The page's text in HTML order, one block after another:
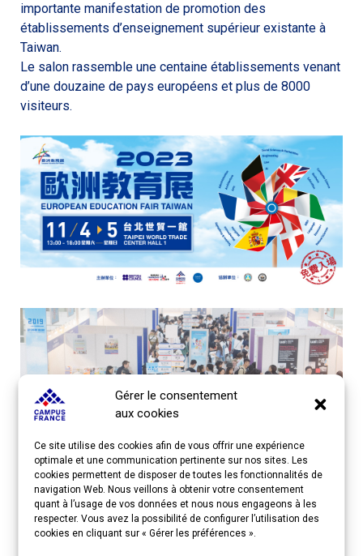
Gérer le consentement
aux cookies
Ce site utilise des cookies afin de vous offrir une expérience
optimale et une communication pertinente sur nos sites. Les
cookies permettent de disposer de toutes les fonctionnalités de
navigation Web. Nous veillons à obtenir votre consentement
quant à l’usage de vos données et nous nous engageons à les
respecter. Vous avez la possibilité de configurer l’utilisation des
cookies en cliquant sur « Gérer les préférences ».
importante manifestation de promotion des
établissements d’enseignement supérieur existante à
Taiwan.
Le salon rassemble une centaine établissements venant
d’une douzaine de pays européens et plus de 8000
visiteurs.